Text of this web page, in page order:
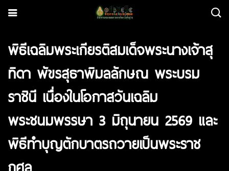
พิธีเฉลิมพระเกียรติสมเด็จพระนางเจ้าสุ
ทิดา พัขรสุธาพิมลลักษณ พระบรม
ราชินี เนื่องในโอกาสวันเฉลิม
พระชนมพรรษา 3 มิถุนายน 2569 และ
พิธีทำบุญตักบาตรถวายเป็นพระราช
กุศล